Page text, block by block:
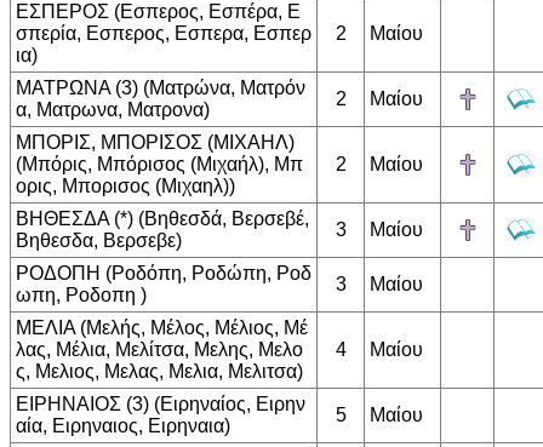
ΕΣΠΕΡΟΣ (Εσπερος, Εσπέρα, Ε
σπερία, Εσπερος, Εσπερα, Εσπερ
ια)
2 Μαίου
ΜΑΤΡΩΝΑ (3) (Ματρώνα, Ματρόν
α, Ματρωνα, Ματρονα)
2 Μαίου
ΜΠΟΡΙΣ, ΜΠΟΡΙΣΟΣ (ΜΙΧΑΗΛ)
(Μπόρις, Μπόρισος (Μιχαήλ), Μπ
ορις, Μπορισος (Μιχαηλ))
2 Μαίου
ΒΗΘΕΣΔΑ (*) (Βηθεσδά, Βερσεβέ,
Βηθεσδα, Βερσεβε)
3 Μαίου
ΡΟΔΟΠΗ (Ροδόπη, Ροδώπη, Ροδ
ωπη, Ροδοπη )
3 Μαίου
ΜΕΛΙΑ (Μελής, Μέλος, Μέλιος, Μέ
λας, Μέλια, Μελίτσα, Μελης, Μελο
ς, Μελιος, Μελας, Μελια, Μελιτσα)
4 Μαίου
ΕΙΡΗΝΑΙΟΣ (3) (Ειρηναίος, Ειρην
αία, Ειρηναιος, Ειρηναια)
5 Μαίου